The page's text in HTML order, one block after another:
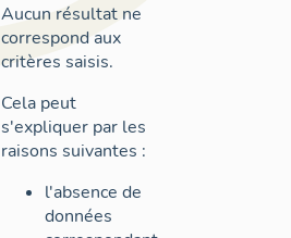
Aucun résultat ne
correspond aux
critères saisis.
Cela peut
s'expliquer par les
raisons suivantes :
l'absence de
données